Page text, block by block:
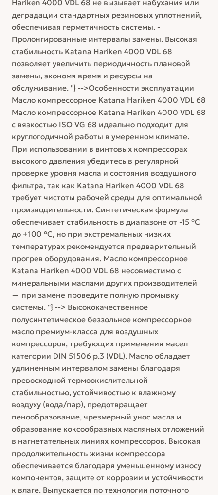
Hariken 4000 VDL 68 не вызывает набухания или
деградации стандартных резиновых уплотнений,
обеспечивая герметичность системы. -
Пролонгированные интервалы замены. Высокая
стабильность Katana Hariken 4000 VDL 68
позволяет увеличить периодичность плановой
замены, экономя время и ресурсы на
обслуживание. "} -->Особенности эксплуатации
Масло компрессорное Katana Hariken 4000 VDL 68
Масло компрессорное Katana Hariken 4000 VDL 68
с вязкостью ISO VG 68 идеально подходит для
круглогодичной работы в умеренном климате.
При использовании в винтовых компрессорах
высокого давления убедитесь в регулярной
проверке уровня масла и состояния воздушного
фильтра, так как Katana Hariken 4000 VDL 68
требует чистоты рабочей среды для оптимальной
производительности. Синтетическая формула
обеспечивает стабильность в диапазоне от -15 °C
до +100 °C, но при экстремальных низких
температурах рекомендуется предварительный
прогрев оборудования. Масло компрессорное
Katana Hariken 4000 VDL 68 несовместимо с
минеральными маслами других производителей
— при замене проведите полную промывку
системы. "} --> Высококачественное
полусинтетическое беззольное компрессорное
масло премиум-класса для воздушных
компрессоров, требующих применения масел
категории DIN 51506 p.3 (VDL). Масло обладает
удлиненным интервалом замены благодаря
превосходной термоокислительной
стабильностью, устойчивостью к влажному
воздуху (вода/пар), предотвращает
пенообразование, чрезмерный унос масла и
образование коксообразных масляных отложений
в нагнетательных линиях компрессоров. Высокая
продолжительность жизни компрессора
обеспечивается благодаря уменьшенному износу
компонентов, защите от коррозии и устойчивости
к влаге. Выпускается по технологии поточного